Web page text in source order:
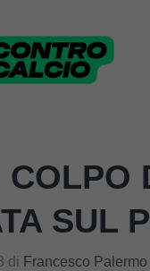
SUL
di Francesco Palermo